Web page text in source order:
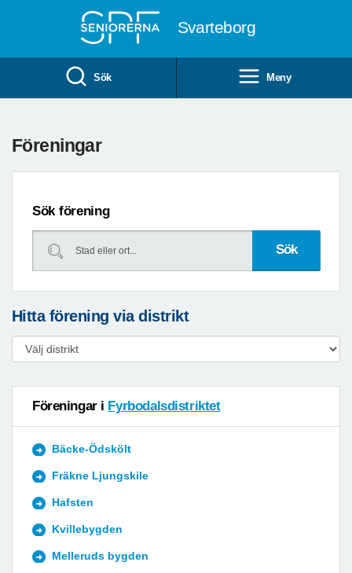
Svarteborg
Sök Meny
Föreningar
Sök förening
Hitta förening via distrikt
Föreningar i Fyrbodalsdistriktet
Bäcke-Ödskölt
Fräkne Ljungskile
Hafsten
Kvillebygden
Melleruds bygden